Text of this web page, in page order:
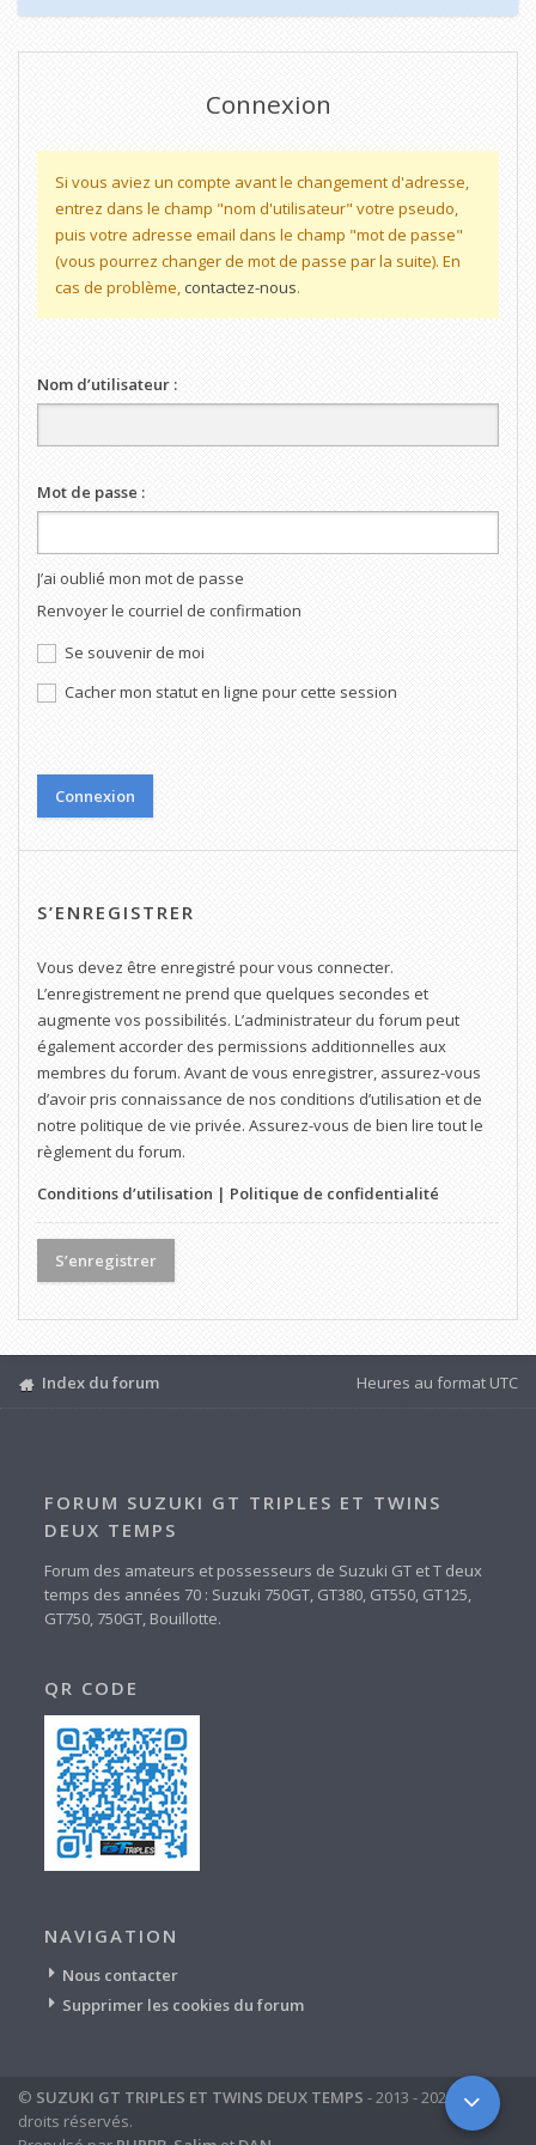
Connexion
Si vous aviez un compte avant le changement d'adresse,
entrez dans le champ "nom d'utilisateur" votre pseudo,
puis votre adresse email dans le champ "mot de passe"
(vous pourrez changer de mot de passe par la suite). En
cas de problème, contactez-nous.
Nom d’utilisateur :
Mot de passe :
J’ai oublié mon mot de passe
Renvoyer le courriel de confirmation
Se souvenir de moi
Cacher mon statut en ligne pour cette session
S’ENREGISTRER
Vous devez être enregistré pour vous connecter.
L’enregistrement ne prend que quelques secondes et
augmente vos possibilités. L’administrateur du forum peut
également accorder des permissions additionnelles aux
membres du forum. Avant de vous enregistrer, assurez-vous
d’avoir pris connaissance de nos conditions d’utilisation et de
notre politique de vie privée. Assurez-vous de bien lire tout le
règlement du forum.
Conditions d’utilisation | Politique de confidentialité
S’enregistrer
Index du forum Heures au format UTC
FORUM SUZUKI GT TRIPLES ET TWINS
DEUX TEMPS
Forum des amateurs et possesseurs de Suzuki GT et T deux
temps des années 70 : Suzuki 750GT, GT380, GT550, GT125,
GT750, 750GT, Bouillotte.
QR CODE
NAVIGATION
Nous contacter
Supprimer les cookies du forum
© SUZUKI GT TRIPLES ET TWINS DEUX TEMPS - 2013 - 2024 - tous
droits réservés.